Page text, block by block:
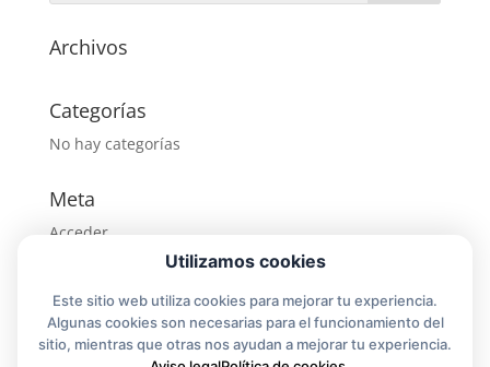
Archivos
Categorías
No hay categorías
Meta
Acceder
Feed de entradas
Feed de comentarios
WordPress.org
Utilizamos cookies
Este sitio web utiliza cookies para mejorar tu experiencia.
Algunas cookies son necesarias para el funcionamiento del
sitio, mientras que otras nos ayudan a mejorar tu experiencia.